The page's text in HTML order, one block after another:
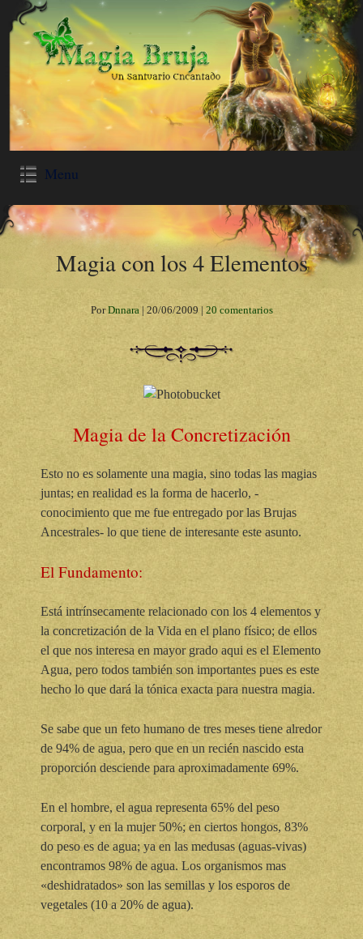
Menu
Magia con los 4 Elementos
PorDnnara| 20/06/2009 | 20 comentarios
Magia de la Concretización
Esto no es solamente una magia, sino todas las magias
juntas; en realidad es la forma de hacerlo, -
conocimiento que me fue entregado por las Brujas
Ancestrales- lo que tiene de interesante este asunto.
El Fundamento:
Está intrínsecamente relacionado con los 4 elementos y
la concretización de la Vida en el plano físico; de ellos
el que nos interesa en mayor grado aqui es el Elemento
Agua, pero todos también son importantes pues es este
hecho lo que dará la tónica exacta para nuestra magia.
Se sabe que un feto humano de tres meses tiene alredor
de 94% de agua, pero que en un recién nascido esta
proporción desciende para aproximadamente 69%.
En el hombre, el agua representa 65% del peso
corporal, y en la mujer 50%; en ciertos hongos, 83%
do peso es de agua; ya en las medusas (aguas-vivas)
encontramos 98% de agua. Los organismos mas
«deshidratados» son las semillas y los esporos de
vegetales (10 a 20% de agua).